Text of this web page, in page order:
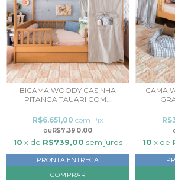
BICAMA WOODY CASINHA
PITANGA TAUARI COM...
R$7.390,00
R$6.651,00 com Pix
10 x de R$739,00 sem juros
PRONTA ENTREGA
COMPRAR
CAMA
10 x de